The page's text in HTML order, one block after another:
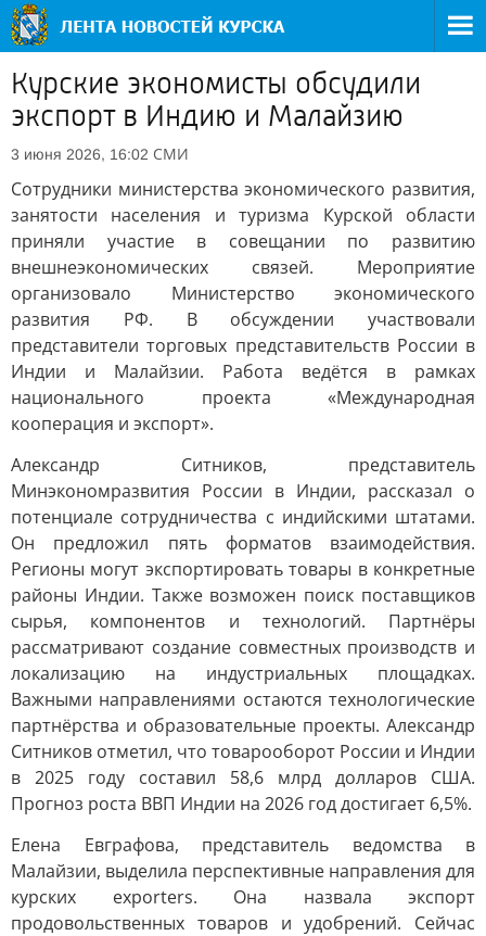
Курские экономисты обсудили
экспорт в Индию и Малайзию
3 июня 2026, 16:02 СМИ
Сотрудники министерства экономического развития,
занятости населения и туризма Курской области
приняли участие в совещании по развитию
внешнеэкономических связей. Мероприятие
организовало Министерство экономического
развития РФ. В обсуждении участвовали
представители торговых представительств России в
Индии и Малайзии. Работа ведётся в рамках
национального проекта «Международная
кооперация и экспорт».
Александр Ситников, представитель
Минэкономразвития России в Индии, рассказал о
потенциале сотрудничества с индийскими штатами.
Он предложил пять форматов взаимодействия.
Регионы могут экспортировать товары в конкретные
районы Индии. Также возможен поиск поставщиков
сырья, компонентов и технологий. Партнёры
рассматривают создание совместных производств и
локализацию на индустриальных площадках.
Важными направлениями остаются технологические
партнёрства и образовательные проекты. Александр
Ситников отметил, что товарооборот России и Индии
в 2025 году составил 58,6 млрд долларов США.
Прогноз роста ВВП Индии на 2026 год достигает 6,5%.
Елена Евграфова, представитель ведомства в
Малайзии, выделила перспективные направления для
курских exporters. Она назвала экспорт
продовольственных товаров и удобрений. Сейчас